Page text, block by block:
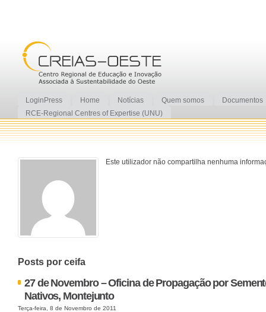
LoginPress Home Notícias Quem somos
Documentos
RCE-Regional Centres of Expertise (UNU)
Este utilizador não compartilha nenhuma
Posts por ceifa
27 de Novembro – Oficina de Propagação por
Nativos, Montejunto
Terça-feira, 8 de Novembro de 2011